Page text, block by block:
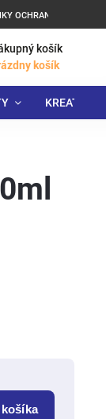
OCHRANY
košík
košík